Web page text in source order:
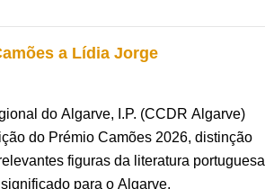
a Lídia Jorge
do Algarve, I.P. (CCDR Algarve)
do Prémio Camões 2026, distinção
figuras da literatura portuguesa
para o Algarve.